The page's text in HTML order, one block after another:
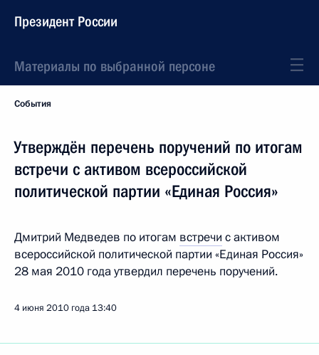
Президент России
Материалы по выбранной персоне
События
Утверждён перечень поручений по итогам
встречи с активом всероссийской
политической партии «Единая Россия»
Дмитрий Медведев по итогам встречи с активом
всероссийской политической партии «Единая Россия»
28 мая 2010 года утвердил перечень поручений.
4 июня 2010 года 13:40